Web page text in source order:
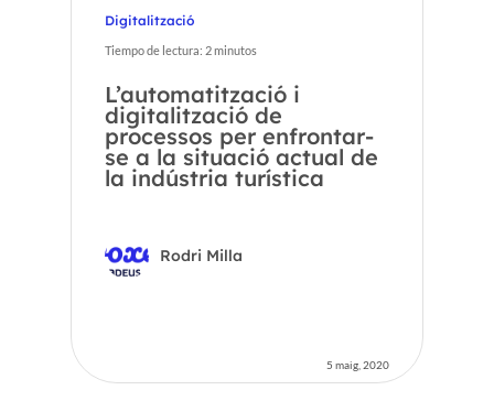
Digitalització
Tiempo de lectura: 2minutos
L’automatització i
digitalització de
processos per enfrontar-
se a la situació actual de
la indústria turística
Rodri Milla
5 maig, 2020